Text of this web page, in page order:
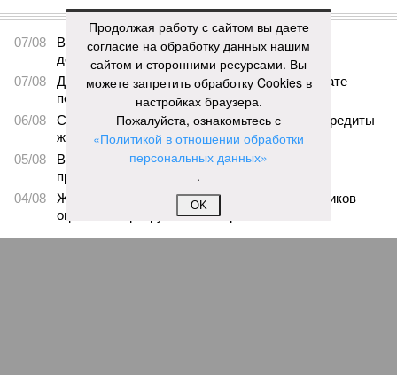
ПОСЛЕДНИЕ НОВОСТИ
07/08
В Чебоксарах в ближайшие годы не будут
достраивать спуск к заливу
07/08
Два предприятия выплатили долги по зарплате
после вмешательства прокуратуры
06/08
Суд аннулировал ошибочно оформленные кредиты
жителя Чебоксар
05/08
В Чебоксарах снесут 46 строений рядом с
проблемной «Кувшинкой»
04/08
Житель Екатеринбурга по указанию мошенников
ограбил квартиру в Чебоксарах
Продолжая работу с сайтом вы даете
согласие на обработку данных нашим
сайтом и сторонними ресурсами. Вы
можете запретить обработку Cookies в
настройках браузера.
Пожалуйста, ознакомьтесь с
«Политикой в отношении обработки
персональных данных»
.
OK